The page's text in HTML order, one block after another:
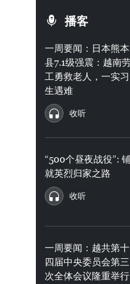
播客
一周要闻：日本熊本
县7.1级强震：越南
工勇救老人，一实习
生遇难
收听
“500个昼夜战役”:
就英烈归家之路
收听
一周要闻：越共第十
四届中央委员会第三
次全体会议隆重举行